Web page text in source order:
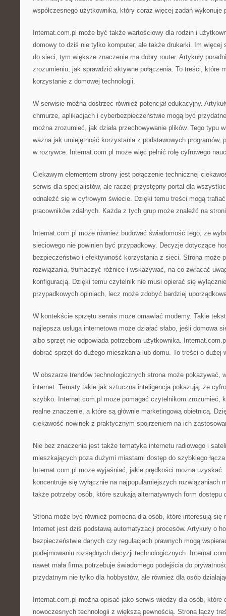
współczesnego użytkownika, który coraz więcej zadań wykonuje
Internat.com.pl może być także wartościowy dla rodzin i
domowy to dziś nie tylko komputer, ale także drukarki. Im więcej
do sieci, tym większe znaczenie ma dobry router. Artykuły
zrozumieniu, jak sprawdzić aktywne połączenia. To treści, które
korzystanie z domowej technologii.
W serwisie można dostrzec również potencjał edukacyjny.
chmurze, aplikacjach i cyberbezpieczeństwie mogą być
można zrozumieć, jak działa przechowywanie plików. Tego typu
ważna jak umiejętność korzystania z podstawowych programów,
w rozrywce. Internat.com.pl może więc pełnić rolę cyfrowego
Ciekawym elementem strony jest połączenie technicznej
serwis dla specjalistów, ale raczej przystępny portal dla
odnaleźć się w cyfrowym świecie. Dzięki temu treści mogą
pracowników zdalnych. Każda z tych grup może znaleźć na
Internat.com.pl może również budować świadomość tego, że
sieciowego nie powinien być przypadkowy. Decyzje dotyczące
bezpieczeństwo i efektywność korzystania z sieci. Strona może
rozwiązania, tłumaczyć różnice i wskazywać, na co zwracać
konfiguracją. Dzięki temu czytelnik nie musi opierać się
przypadkowych opiniach, lecz może zdobyć bardziej
W kontekście sprzętu serwis może omawiać modemy. Takie
najlepsza usługa internetowa może działać słabo, jeśli domowa
albo sprzęt nie odpowiada potrzebom użytkownika.
dobrać sprzęt do dużego mieszkania lub domu. To treści o dużej
W obszarze trendów technologicznych strona może pokazywać,
internet. Tematy takie jak sztuczna inteligencja pokazują, że
szybko. Internat.com.pl może pomagać czytelnikom zrozumieć,
realne znaczenie, a które są głównie marketingową obietnicą.
ciekawość nowinek z praktycznym spojrzeniem na ich
Nie bez znaczenia jest także tematyka internetu radiowego i
mieszkających poza dużymi miastami dostęp do szybkiego
Internat.com.pl może wyjaśniać, jakie prędkości można
koncentruje się wyłącznie na najpopularniejszych rozwiązaniach
także potrzeby osób, które szukają alternatywnych form dostępu
Strona może być również pomocna dla osób, które interesują się
Internet jest dziś podstawą automatyzacji procesów. Artykuły o
bezpieczeństwie danych czy regulacjach prawnych mogą
podejmowaniu rozsądnych decyzji technologicznych.
nawet mała firma potrzebuje świadomego podejścia do
przydatnym nie tylko dla hobbystów, ale również dla osób
Internat.com.pl można opisać jako serwis wiedzy dla osób,
nowoczesnych technologii z większą pewnością. Strona łączy